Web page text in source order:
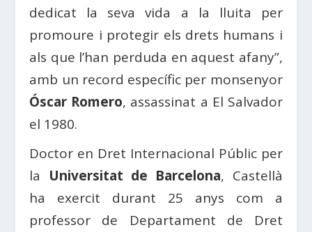
dedicat la seva vida a la lluita per
promoure i protegir els drets humans i
als que l’han perduda en aquest afany”,
amb un record específic per monsenyor
Óscar Romero, assassinat a El Salvador
el 1980.
Doctor en Dret Internacional Públic per
la Universitat de Barcelona, ​​Castellà
ha exercit durant 25 anys com a
professor de Departament de Dret